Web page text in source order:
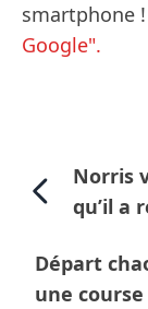
smartphone !
Google".
Norris
qu’il a
Départ
une